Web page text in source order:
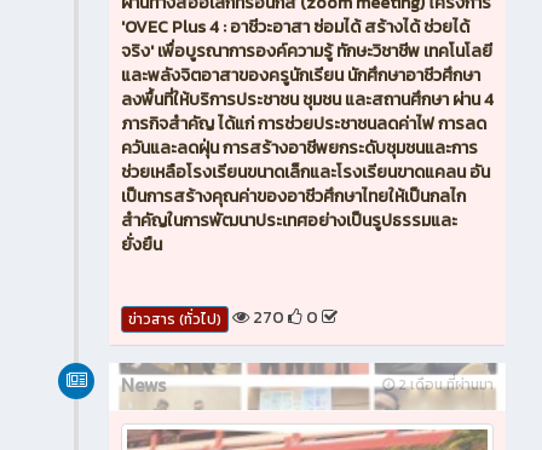
'OVEC Plus 4 : อาชีวะอาสา ซ่อมได้ สร้างได้ ช่วยได้
จริง' เพื่อบูรณาการองค์ความรู้ ทักษะวิชาชีพ เทคโนโลยี
และพลังจิตอาสาของครูนักเรียน นักศึกษาอาชีวศึกษา
ลงพื้นที่ให้บริการประชาชน ชุมชน และสถานศึกษา ผ่าน 4
ภารกิจสำคัญ ได้แก่ การช่วยประชาชนลดค่าไฟ การลด
ควันและลดฝุ่น การสร้างอาชีพยกระดับชุมชนและการ
ช่วยเหลือโรงเรียนขนาดเล็กและโรงเรียนขาดแคลน อัน
เป็นการสร้างคุณค่าของอาชีวศึกษาไทยให้เป็นกลไก
สำคัญในการพัฒนาประเทศอย่างเป็นรูปธรรมและ
ยั่งยืน
ข่าวสาร (ทั่วไป) 270 0
2 เดือน ที่ผ่านมา
News